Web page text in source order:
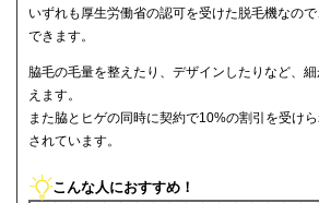
いずれも厚生労働省の認可を受けた脱毛機なの
できます。
脇毛の毛量を整えたり、デザインしたりなど、
えます。
また脇とヒゲの同時に契約で10%の割引を受け
されています。
こんな人におすすめ！